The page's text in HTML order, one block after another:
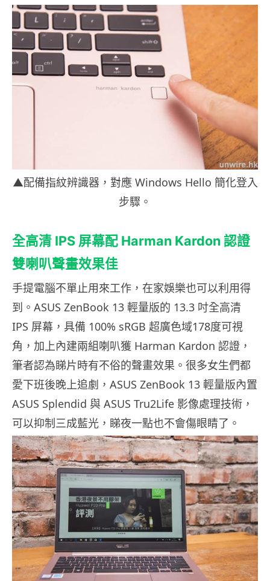
▲配備指紋辨識器，對應 Windows Hello 簡化登入
步驟。
全高清 IPS 屏幕配 Harman Kardon認證
雙喇叭聲畫效果佳
手提電腦不單止用來工作，在家娛樂也可以利用得
到。ASUS ZenBook 13 輕量版的 13.3 吋全高清
IPS 屏幕，具備 100% sRGB 超廣色域178度可視
角，加上內建兩組喇叭獲 Harman Kardon 認證，
筆者認為睇片時有不俗的聲畫效果。很多女生們都
愛下班後晚上追劇，ASUS ZenBook 13 輕量版內置
ASUS Splendid 與 ASUS Tru2Life 影像處理技術，
可以抑制三成藍光，睇夜一點也不會傷眼睛了。